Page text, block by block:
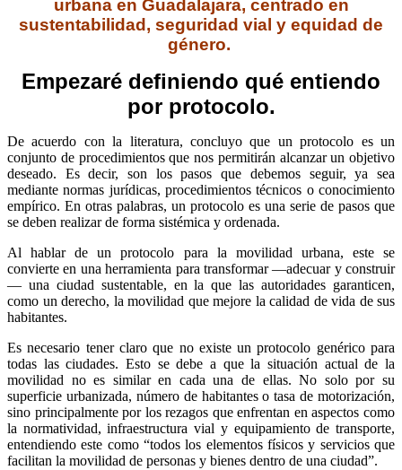
urbana en Guadalajara, centrado en
sustentabilidad, seguridad vial y equidad de
género.
Empezaré definiendo qué entiendo
por protocolo.
De acuerdo con la literatura, concluyo que un protocolo es un
conjunto de procedimientos que nos permitirán alcanzar un objetivo
deseado. Es decir, son los pasos que debemos seguir, ya sea
mediante normas jurídicas, procedimientos técnicos o conocimiento
empírico. En otras palabras, un protocolo es una serie de pasos que
se deben realizar de forma sistémica y ordenada.
Al hablar de un protocolo para la movilidad urbana, este se
convierte en una herramienta para transformar —adecuar y construir
— una ciudad sustentable, en la que las autoridades garanticen,
como un derecho, la movilidad que mejore la calidad de vida de sus
habitantes.
Es necesario tener claro que no existe un protocolo genérico para
todas las ciudades. Esto se debe a que la situación actual de la
movilidad no es similar en cada una de ellas. No solo por su
superficie urbanizada, número de habitantes o tasa de motorización,
sino principalmente por los rezagos que enfrentan en aspectos como
la normatividad, infraestructura vial y equipamiento de transporte,
entendiendo este como “todos los elementos físicos y servicios que
facilitan la movilidad de personas y bienes dentro de una ciudad”.